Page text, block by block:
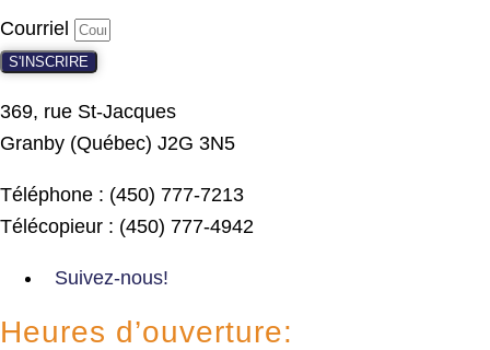
Courriel
S'INSCRIRE
369, rue St-Jacques
Granby (Québec) J2G 3N5
Téléphone : (450) 777-7213
Télécopieur : (450) 777-4942
Suivez-nous!
Heures d’ouverture: